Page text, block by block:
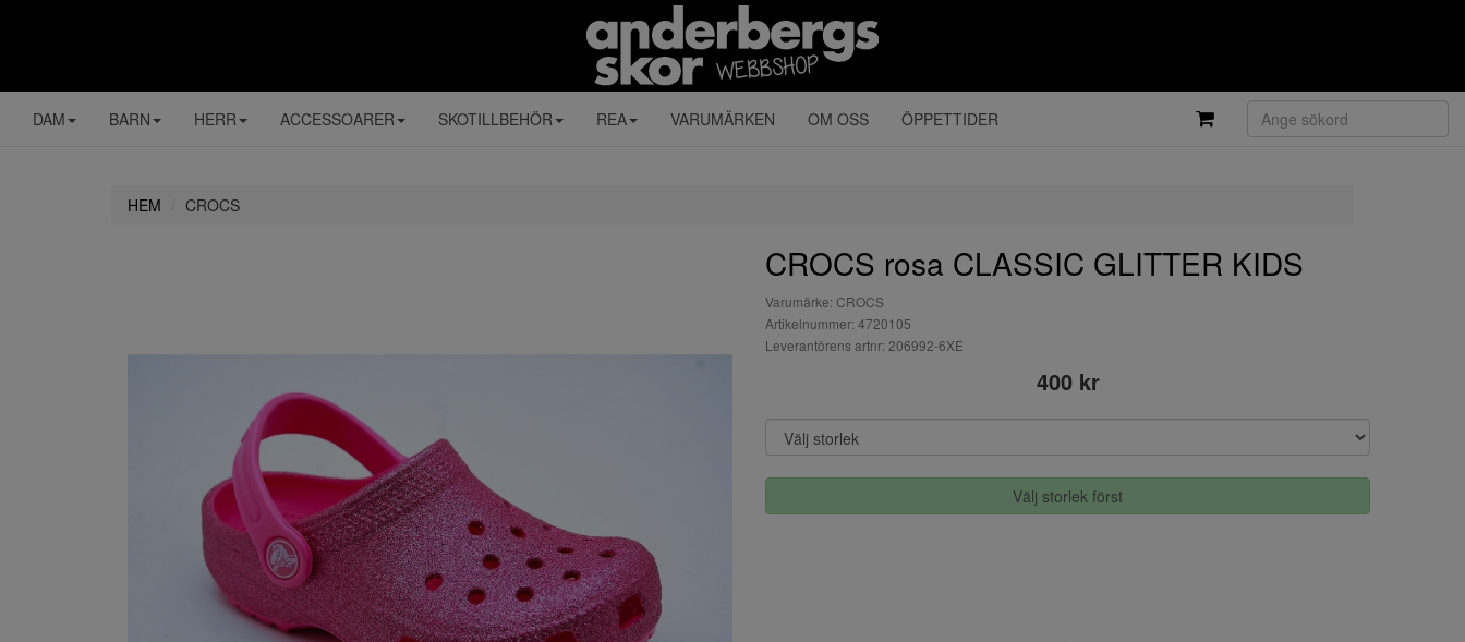
DAM BARN HERR ACCESSOARER SKOTILLBEHÖR REA VARUMÄRKEN OM OSS ÖPPETTIDER
HEM CROCS
CROCS rosa CLASSIC GLITTER KIDS
Varumärke: CROCS
Artikelnummer: 4720105
Leverantörens artnr: 206992-6XE
400 kr
Välj storlek först